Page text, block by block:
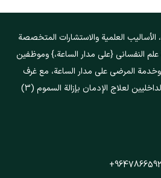
الأساليب العلمية والاستشارات المتخصصة
النفسانی {على مدار الساعة،} وموظفين
المرضى على مدار الساعة، مع غرف
خاصة بها 30 سريرًا للمرضى الداخليين لعلاج الإدمان بإزالة السموم (3)